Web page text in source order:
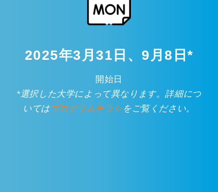
2025年3月31日、9月8日*
開始日
*選択した大学によって異なります。詳細につ
いては プログラムチラシ をご覧ください。